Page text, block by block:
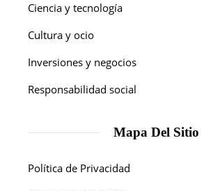
Ciencia y tecnología
Cultura y ocio
Inversiones y negocios
Responsabilidad social
Mapa Del Sitio
Política de Privacidad